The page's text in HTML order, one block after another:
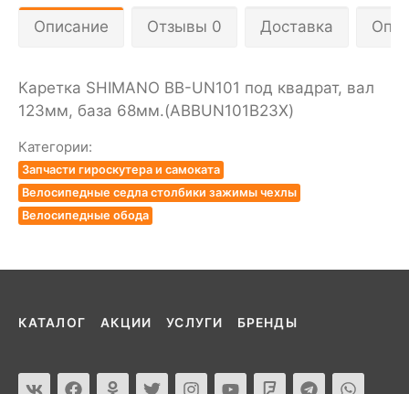
Описание Отзывы 0 Доставка
Каретка SHIMANO BB-UN101 под квадрат, вал
123мм, база 68мм.(ABBUN101B23X)
Категории:
Запчасти гироскутера и самоката
Велосипедные седла столбики зажимы чехлы
Велосипедные обода
КАТАЛОГ АКЦИИ УСЛУГИ БРЕНДЫ